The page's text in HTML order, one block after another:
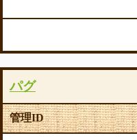
パグ
管理ID